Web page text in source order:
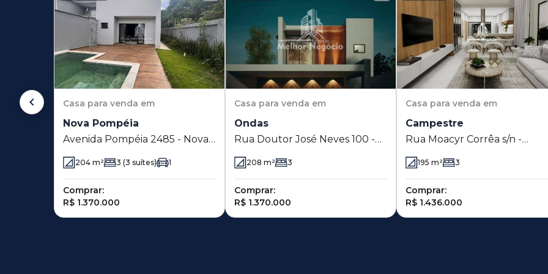
Casa para venda em
Nova Pompéia
Avenida Pompéia 2485 - Nova
204 m² 3 (3 suítes) 1
Comprar:
R$ 1.370.000
Casa para venda em
Ondas
Rua Doutor José Neves 100 -
208 m² 3
Comprar:
R$ 1.370.000
Casa para venda em
Campestre
Rua Moacyr Corrêa s/n -
195 m² 3
Comprar:
R$ 1.436.000